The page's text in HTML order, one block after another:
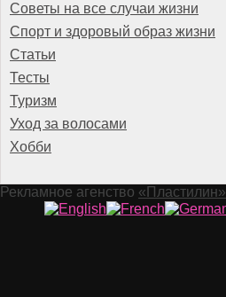
Советы на все случаи жизни
Спорт и здоровый образ жизни
Статьи
Тесты
Туризм
Уход за волосами
Хобби
Рекламное агенство «Пластилин»